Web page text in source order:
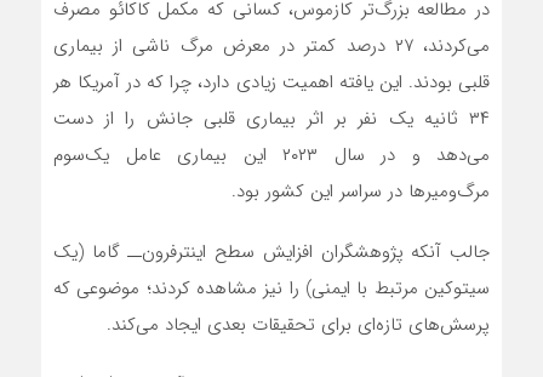
در مطالعه‌ بزرگ‌تر کازموس، کسانی که مکمل کاکائو مصرف
می‌کردند، ۲۷ درصد کمتر در معرض مرگ ناشی از بیماری
قلبی بودند. این یافته اهمیت زیادی دارد، چرا که در آمریکا هر
۳۴ ثانیه یک نفر بر اثر بیماری قلبی جانش را از دست
می‌دهد و در سال ۲۰۲۳ این بیماری عامل یک‌سوم
مرگ‌ومیرها در سراسر این کشور بود.
جالب آنکه پژوهشگران افزایش سطح اینترفرون‌ــ گاما (یک
سیتوکین مرتبط با ایمنی) را نیز مشاهده کردند؛ موضوعی که
پرسش‌های تازه‌ای برای تحقیقات بعدی ایجاد می‌کند.